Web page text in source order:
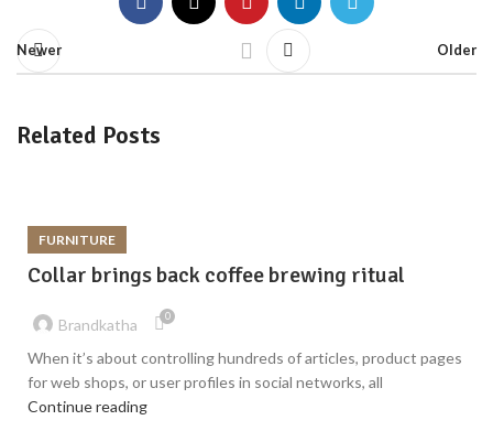
Newer Older
Related Posts
FURNITURE
Collar brings back coffee brewing ritual
Brandkatha 0
When it’s about controlling hundreds of articles, product pages
for web shops, or user profiles in social networks, all
Continue reading